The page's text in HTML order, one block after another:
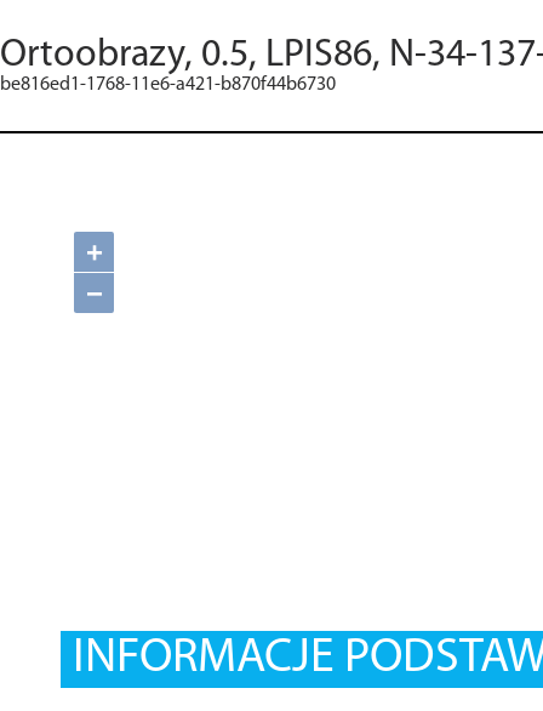
Ortoobrazy, 0.5, LPIS86, N-34-
be816ed1-1768-11e6-a421-b870f44b6730
+
−
INFORMACJE